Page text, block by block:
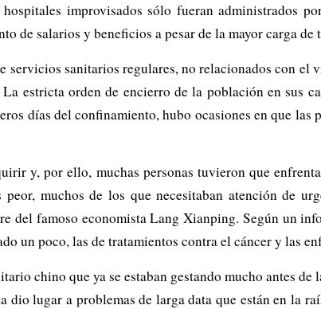
improvisados sólo fueran administrados
de salarios y beneficios a pesar de la mayor carga de
sanitarios regulares, no relacionados con el
estricta orden de encierro de la población en sus
días del confinamiento, hubo ocasiones en que
y, por ello, muchas personas tuvieron que
peor, muchos de los que necesitaban atención de
del famoso economista Lang Xianping. Según un
un poco, las de tratamientos contra el cáncer y las
chino que ya se estaban gestando mucho antes
lugar a problemas de larga data que están en la